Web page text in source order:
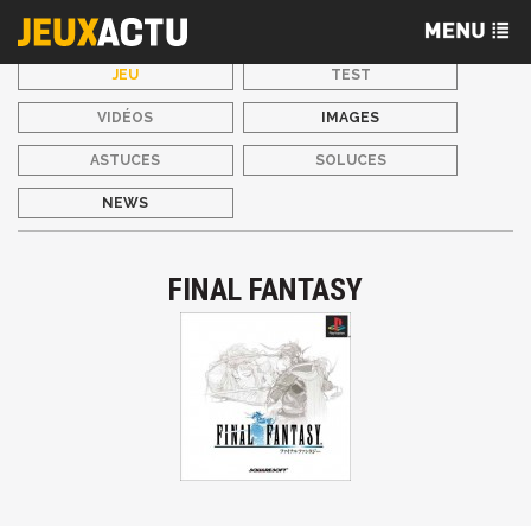
JEU TEST
VIDÉOS IMAGES
ASTUCES SOLUCES
NEWS
FINAL FANTASY